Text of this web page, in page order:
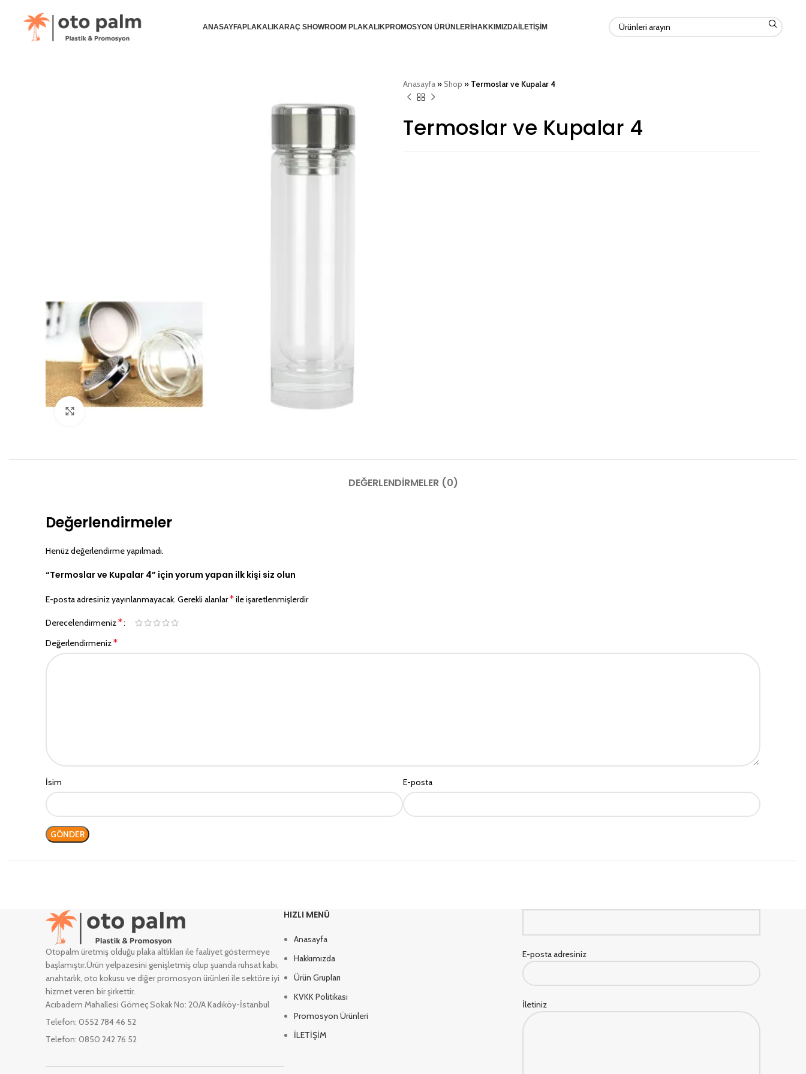
ANASAYFAPLAKALIKARAÇ SHOWROOM PLAKALIKPROMOSYON ÜRÜNLERİ HAKKIMIZDA İLETİŞİM
Anasayfa»Shop » Termoslar ve Kupalar 4
Termoslar ve Kupalar 4
DEĞERLENDIRMELER (0)
Değerlendirmeler
Henüz değerlendirme yapılmadı.
“Termoslar ve Kupalar 4” için yorum yapan ilk kişi siz olun
E-posta adresiniz yayınlanmayacak. Gerekli alanlar*ile işaretlenmişlerdir
Derecelendirmeniz*
Değerlendirmeniz*
İsim E-posta
Otopalm üretmiş olduğu plaka altlıkları ile faaliyet göstermeye
başlamıştır.Ürün yelpazesini genişletmiş olup şuanda ruhsat kabı,
anahtarlık, oto kokusu ve diğer promosyon ürünleri ile sektöre iyi
hizmet veren bir şirkettir.
Acıbadem Mahallesi Gömeç Sokak No: 20/A Kadıköy-İstanbul
Telefon: 0552 784 46 52
Telefon: 0850 242 76 52
HIZLI MENÜ
Anasayfa
Hakkımızda
Ürün Grupları
KVKK Politikası
Promosyon Ürünleri
İLETİŞİM
E-posta adresiniz
İletiniz